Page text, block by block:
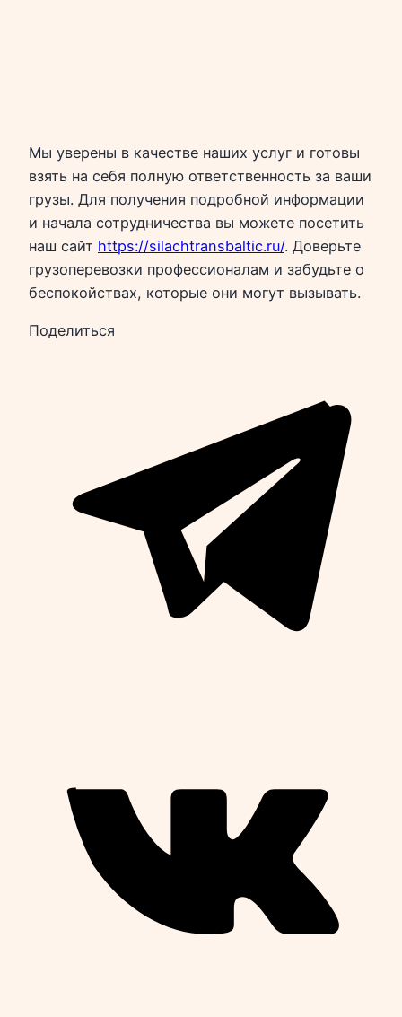
Мы уверены в качестве наших услуг и готовы
взять на себя полную ответственность за ваши
грузы. Для получения подробной информации
и начала сотрудничества вы можете посетить
наш сайт https://silachtransbaltic.ru/. Доверьте
грузоперевозки профессионалам и забудьте о
беспокойствах, которые они могут вызывать.
Поделиться